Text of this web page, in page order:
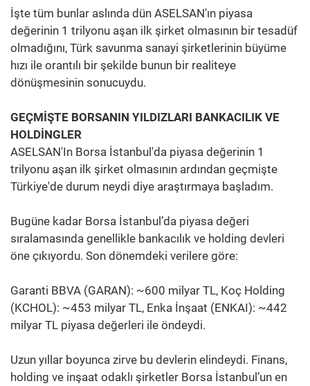
İşte tüm bunlar aslında dün ASELSAN'ın piyasa
değerinin 1 trilyonu aşan ilk şirket olmasının bir tesadüf
olmadığını, Türk savunma sanayi şirketlerinin büyüme
hızı ile orantılı bir şekilde bunun bir realiteye
dönüşmesinin sonucuydu.
GEÇMİŞTE BORSANIN YILDIZLARI BANKACILIK VE
HOLDİNGLER
ASELSAN'In Borsa İstanbul'da piyasa değerinin 1
trilyonu aşan ilk şirket olmasının ardından geçmişte
Türkiye'de durum neydi diye araştırmaya başladım.
Bugüne kadar Borsa İstanbul’da piyasa değeri
sıralamasında genellikle bankacılık ve holding devleri
öne çıkıyordu. Son dönemdeki verilere göre:
Garanti BBVA (GARAN): ~600 milyar TL, Koç Holding
(KCHOL): ~453 milyar TL, Enka İnşaat (ENKAI): ~442
milyar TL piyasa değerleri ile öndeydi.
Uzun yıllar boyunca zirve bu devlerin elindeydi. Finans,
holding ve inşaat odaklı şirketler Borsa İstanbul’un en